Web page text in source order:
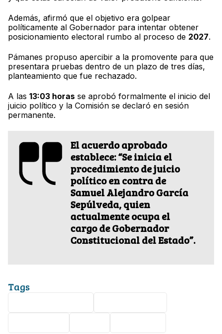
Además, afirmó que el objetivo era golpear
políticamente al Gobernador para intentar obtener
posicionamiento electoral rumbo al proceso de 2027.
Pámanes propuso apercibir a la promovente para que
presentara pruebas dentro de un plazo de tres días,
planteamiento que fue rechazado.
A las 13:03 horas se aprobó formalmente el inicio del
juicio político y la Comisión se declaró en sesión
permanente.
El acuerdo aprobado
establece:“Se inicia el
procedimiento de juicio
político en contra de
Samuel Alejandro García
Sepúlveda, quien
actualmente ocupa el
cargo de Gobernador
Constitucional del Estado”.
Tags